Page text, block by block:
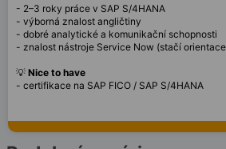
- 2–3 roky práce v SAP S/4HANA
- výborná znalost angličtiny
- dobré analytické a komunikační schopnosti
- znalost nástroje Service Now (stačí
💡 Nice to have
- certifikace na SAP FICO / SAP S/4HANA